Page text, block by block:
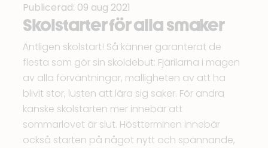
Publicerad: 09 aug 2021
Skolstarter för alla smaker
Äntligen skolstart! Så känner garanterat de
flesta som gör sin skoldebut: Fjärilarna i magen
av alla förväntningar, malligheten av att ha
blivit stor, lusten att lära sig saker. För andra
kanske skolstarten mer innebär att
sommarlovet är slut. Höstterminen innebär
också starten på något nytt och spännande,